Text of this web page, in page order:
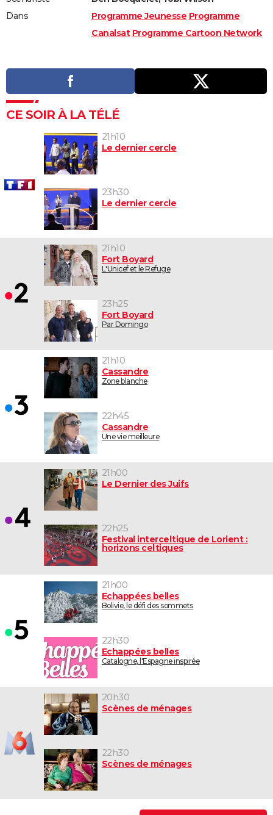
Dans
Programme Jeunesse Programme
Canalsat Programme Cartoon Network
CE SOIR À LA TÉLÉ
21h10
Le dernier cercle
23h30
Le dernier cercle
21h10
Fort Boyard
L'Unicef et le Refuge
23h25
Fort Boyard
Par Domingo
21h10
Cassandre
Zone blanche
22h45
Cassandre
Une vie meilleure
21h00
Le Dernier des Juifs
22h25
Festival interceltique de Lorient :
horizons celtiques
21h00
Echappées belles
Bolivie, le défi des sommets
22h30
Echappées belles
Catalogne, l'Espagne inspirée
20h30
Scènes de ménages
22h30
Scènes de ménages